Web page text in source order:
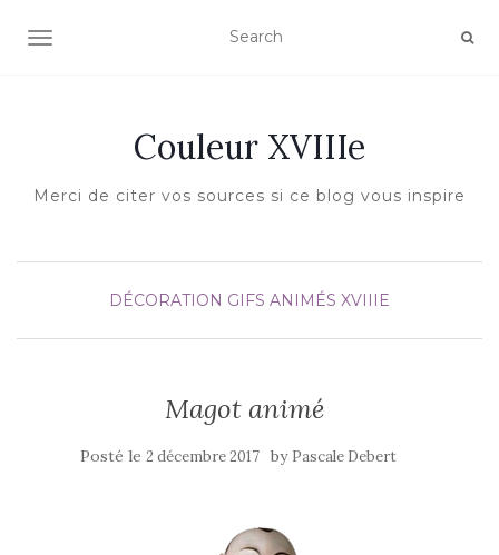
AFFICHER/MASQUER LA NAVIGATION
Couleur XVIIIe
Merci de citer vos sources si ce blog vous inspire
DÉCORATION GIFS ANIMÉS XVIIIE
Magot animé
Posté le 2 décembre 2017 by Pascale Debert